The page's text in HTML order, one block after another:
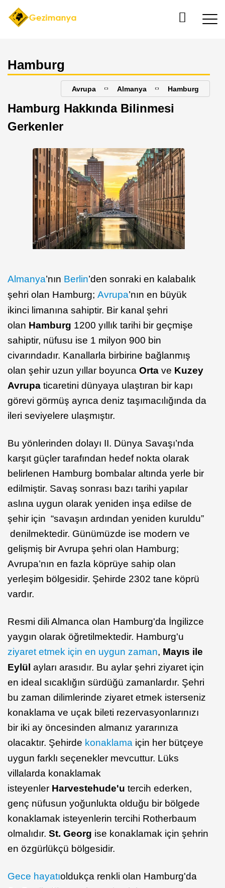
Hamburg
Avrupa Almanya Hamburg
Hamburg Hakkında Bilinmesi
Gerkenler
Almanya’nın Berlin’den sonraki en kalabalık
şehri olan Hamburg; Avrupa’nın en büyük
ikinci limanına sahiptir. Bir kanal şehri
olan Hamburg 1200 yıllık tarihi bir geçmişe
sahiptir, nüfusu ise 1 milyon 900 bin
civarındadır. Kanallarla birbirine bağlanmış
olan şehir uzun yıllar boyunca Orta ve Kuzey
Avrupa ticaretini dünyaya ulaştıran bir kapı
görevi görmüş ayrıca deniz taşımacılığında da
ileri seviyelere ulaşmıştır.
Bu yönlerinden dolayı II. Dünya Savaşı’nda
karşıt güçler tarafından hedef nokta olarak
belirlenen Hamburg bombalar altında yerle bir
edilmiştir. Savaş sonrası bazı tarihi yapılar
aslına uygun olarak yeniden inşa edilse de
şehir için “savaşın ardından yeniden kuruldu”
denilmektedir. Günümüzde ise modern ve
gelişmiş bir Avrupa şehri olan Hamburg;
Avrupa’nın en fazla köprüye sahip olan
yerleşim bölgesidir. Şehirde 2302 tane köprü
vardır.
Resmi dili Almanca olan Hamburg'da İngilizce
yaygın olarak öğretilmektedir. ​Hamburg'u
ziyaret etmek için en uygun zaman, Mayıs ile
Eylül ayları arasıdır. Bu aylar şehri ziyaret için
en ideal sıcaklığın sürdüğü zamanlardır. Şehri
bu zaman dilimlerinde ziyaret etmek isterseniz
konaklama ve uçak bileti rezervasyonlarınızı
bir iki ay öncesinden almanız yararınıza
olacaktır. Şehirde konaklama için her bütçeye
uygun farklı seçenekler mevcuttur. Lüks
villalarda konaklamak
isteyenler Harvestehude'u tercih ederken,
genç nüfusun yoğunlukta olduğu bir bölgede
konaklamak isteyenlerin tercihi Rotherbaum
olmalıdır. St. Georg ise konaklamak için şehrin
en özgürlükçü bölgesidir.
Gece hayatıoldukça renkli olan Hamburg'da